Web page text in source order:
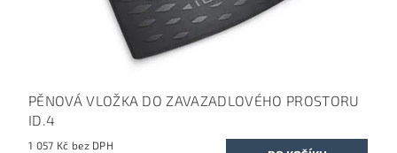
PĚNOVÁ VLOŽKA DO ZAVAZADLOVÉHO PROSTORU
ID.4
1 057 Kč bez DPH